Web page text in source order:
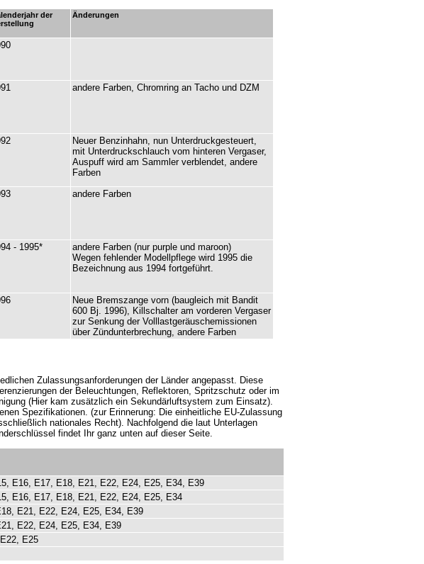
der
Änderungen
andere Farben, Chromring an Tacho und DZM
Neuer Benzinhahn, nun Unterdruckgesteuert,
mit Unterdruckschlauch vom hinteren Vergaser,
Auspuff wird am Sammler verblendet, andere
Farben
andere Farben
- 1995*
andere Farben (nur purple und maroon)
Wegen fehlender Modellpflege wird 1995 die
Bezeichnung aus 1994 fortgeführt.
Neue Bremszange vorn (baugleich mit Bandit
600 Bj. 1996), Killschalter am vorderen Vergaser
zur Senkung der Volllastgeräuschemissionen
über Zündunterbrechung, andere Farben
Zulassungsanforderungen der Länder angepasst. Diese
der Beleuchtungen, Reflektoren, Spritzschutz oder im
(Hier kam zusätzlich ein Sekundärluftsystem zum Einsatz).
Spezifikationen. (zur Erinnerung: Die einheitliche EU-Zulassung
nationales Recht). Nachfolgend die laut Unterlagen
findet Ihr ganz unten auf dieser Seite.
E16, E17, E18, E21, E22, E24, E25, E34, E39
E16, E17, E18, E21, E22, E24, E25, E34
E21, E22, E24, E25, E34, E39
E22, E24, E25, E34, E39
E25